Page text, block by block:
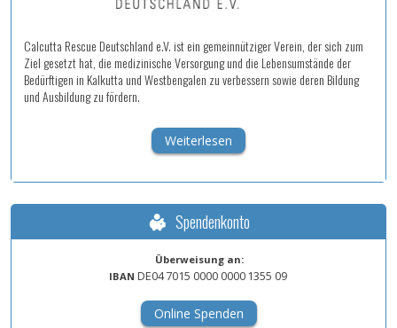
Calcutta Rescue Deutschland e.V. ist ein gemeinnütziger Verein, der sich zum
Ziel gesetzt hat, die medizinische Versorgung und die Lebensumstände der
Bedürftigen in Kalkutta und Westbengalen zu verbessern sowie deren Bildung
und Ausbildung zu fördern.
Weiterlesen
Spendenkonto
Überweisung an:
IBAN DE047015 0000 0000 1355 09
Online Spenden